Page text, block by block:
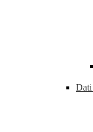
Dati